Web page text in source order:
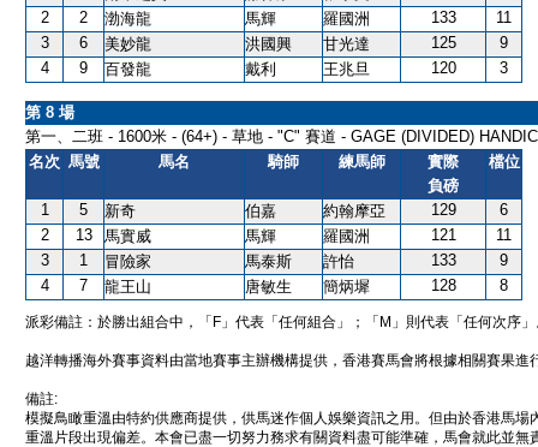
2
2 渤海龍 馬輝 羅國洲 133
11
3
6 美妙龍 洪國興 甘光達 125
9
4
9 百發龍 戴利 王兆旦 120 3
第 8 場
第一、二班 - 1600米 - (64+) - 草地 - "C" 賽道 - GAGE (DIVIDED)
名次 馬號 馬名 騎師 練馬師
實際
負磅
檔位
1 5 新奇 伯嘉 約翰摩亞 129
6
2
13 馬實威 馬輝 羅國洲 121
11
3
1 冒險家 馬泰斯 許怡 133
9
4
7 龍王山 唐敏生 簡炳墀 128 8
派彩備註：於勝出組合中，「F」代表「任何組合」；「M」則代表「任何次序
越洋轉播海外賽事資料由當地賽事主辦機構提供，香港賽馬會將根據相關賽果進
備註:
模擬鳥瞰重溫由特約供應商提供，供馬迷作個人娛樂資訊之用。但由於香港馬
重溫片段出現偏差。本會已盡一切努力務求有關資料盡可能準確，馬會就此並